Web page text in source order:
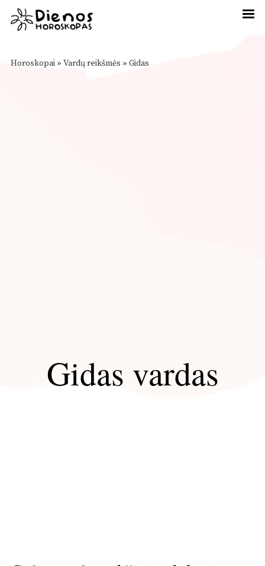
Horoskopai » Vardų reikšmės » Gidas
Gidas vardas